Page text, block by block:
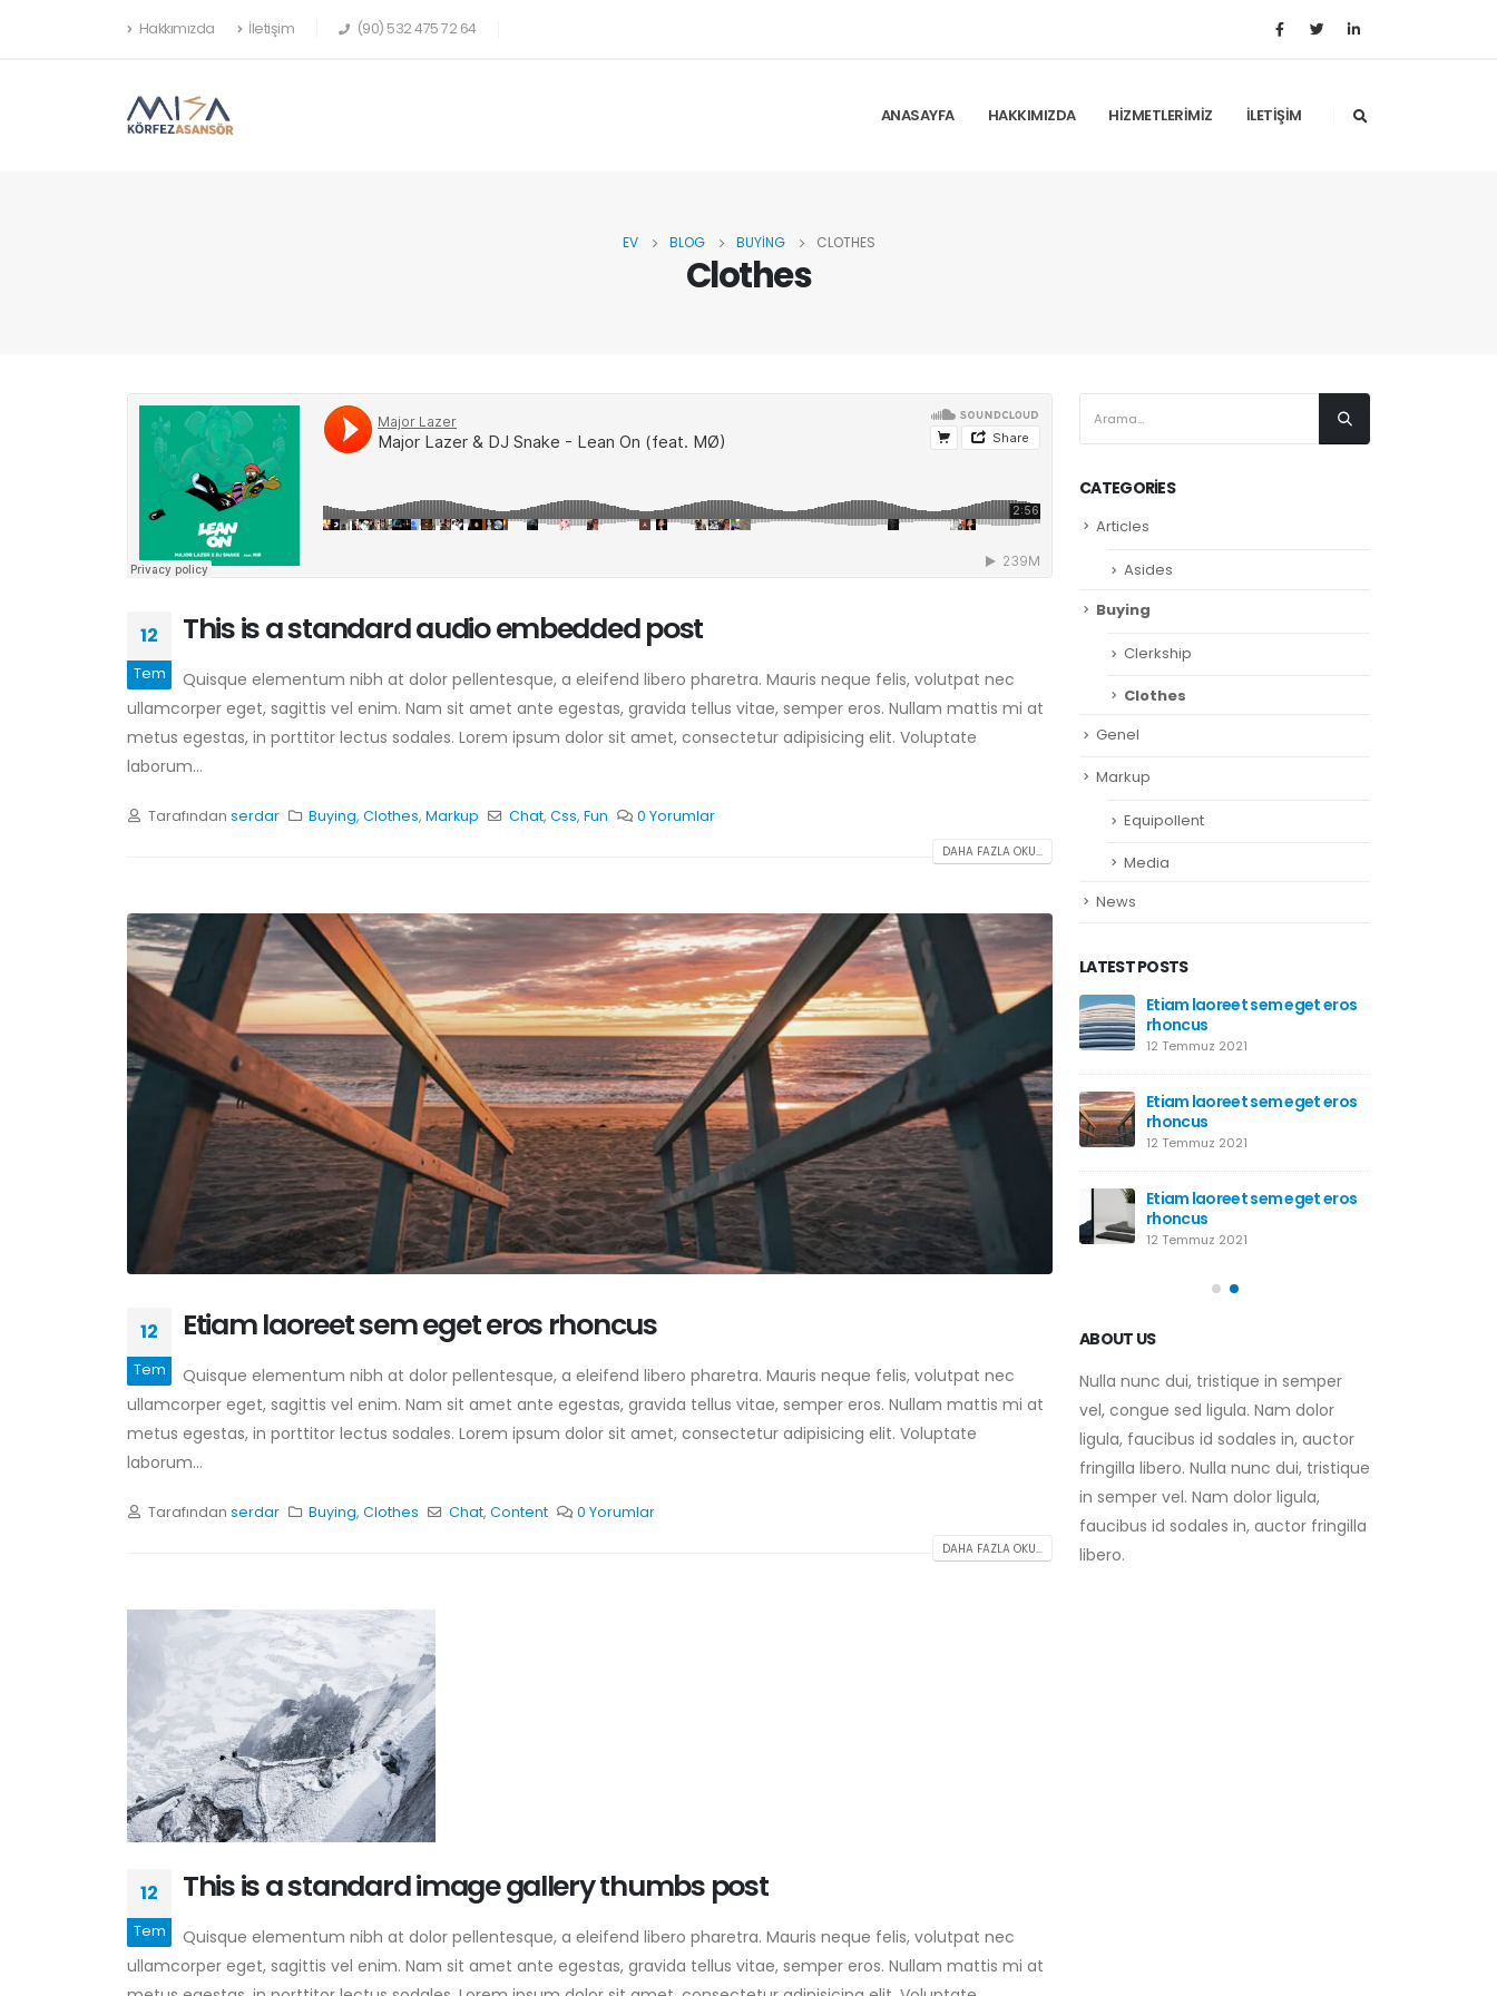
Hakkımızda İletişim (90) 532 475 72 64
ANASAYFA HAKKIMIZDA HIZMETLERIMIZ İLETIŞIM
EV BLOG BUYING CLOTHES
Clothes
12
Tem
This is a standard audio embedded post
Quisque elementum nibh at dolor pellentesque, a eleifend libero pharetra. Mauris neque felis, volutpat nec
ullamcorper eget, sagittis vel enim. Nam sit amet ante egestas, gravida tellus vitae, semper eros. Nullam mattis mi at
metus egestas, in porttitor lectus sodales. Lorem ipsum dolor sit amet, consectetur adipisicing elit. Voluptate
laborum...
Tarafından serdar Buying,Clothes,Markup Chat, Css, Fun 0 Yorumlar
DAHA FAZLA OKU...
12
Tem
Etiam laoreet sem eget eros rhoncus
Quisque elementum nibh at dolor pellentesque, a eleifend libero pharetra. Mauris neque felis, volutpat nec
ullamcorper eget, sagittis vel enim. Nam sit amet ante egestas, gravida tellus vitae, semper eros. Nullam mattis mi at
metus egestas, in porttitor lectus sodales. Lorem ipsum dolor sit amet, consectetur adipisicing elit. Voluptate
laborum...
Tarafından serdar Buying,Clothes Chat, Content 0 Yorumlar
DAHA FAZLA OKU...
12
Tem
This is a standard image gallery thumbs post
Quisque elementum nibh at dolor pellentesque, a eleifend libero pharetra. Mauris neque felis, volutpat nec
ullamcorper eget, sagittis vel enim. Nam sit amet ante egestas, gravida tellus vitae, semper eros. Nullam mattis mi at
CATEGORIES
Articles
Asides
Buying
Clerkship
Clothes
Genel
Markup
Equipollent
Media
News
LATEST POSTS
Merhaba dünya!
15 Eylül 2023
Aliquam erat volutpat
12 Temmuz 2021
This is a standard audio
embedded post
12 Temmuz 2021
Etiam laoreet sem eget eros
rhoncus
12 Temmuz 2021
Etiam laoreet sem eget eros
rhoncus
12 Temmuz 2021
Etiam laoreet sem eget eros
rhoncus
12 Temmuz 2021
Merhaba dünya!
15 Eylül 2023
Aliquam erat volutpat
12 Temmuz 2021
This is a standard audio
embedded post
12 Temmuz 2021
Etiam laoreet sem eget eros
rhoncus
12 Temmuz 2021
Etiam laoreet sem eget eros
rhoncus
12 Temmuz 2021
Etiam laoreet sem eget eros
rhoncus
12 Temmuz 2021
ABOUT US
Nulla nunc dui, tristique in semper
vel, congue sed ligula. Nam dolor
ligula, faucibus id sodales in, auctor
fringilla libero. Nulla nunc dui, tristique
in semper vel. Nam dolor ligula,
faucibus id sodales in, auctor fringilla
libero.